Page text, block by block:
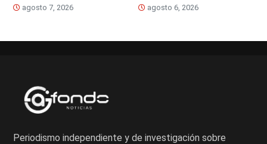
agosto 7, 2026 agosto 6, 2026
Periodismo independiente y de investigación sobre